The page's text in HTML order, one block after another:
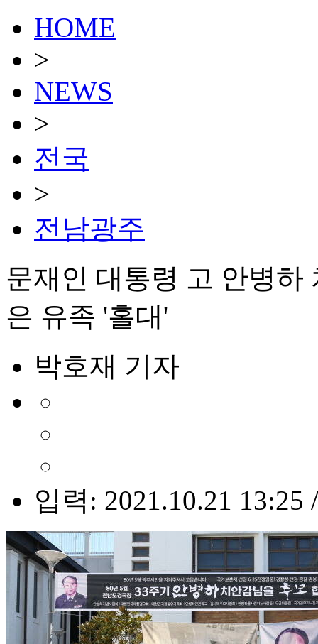
HOME
>
NEWS
>
전국
>
전남광주
문재인 대통령 고 안병하
은 유족 '홀대'
박호재 기자
입력: 2021.10.21 13:25